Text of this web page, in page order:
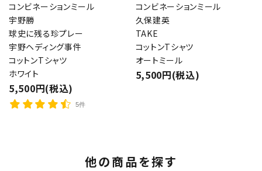
コンビネーションミール
宇野勝
球史に残る珍プレー
宇野ヘディング事件
コットンTシャツ
ホワイト
5,500円(税込)
5件
コンビネーションミール
久保建英
TAKE
コットンTシャツ
オートミール
5,500円(税込)
他の商品を探す